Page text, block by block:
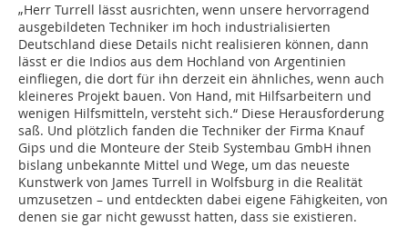
„Herr Turrell lässt ausrichten, wenn unsere hervorragend
ausgebildeten Techniker im hoch industrialisierten
Deutschland diese Details nicht realisieren können, dann
lässt er die Indios aus dem Hochland von Argentinien
einfliegen, die dort für ihn derzeit ein ähnliches, wenn auch
kleineres Projekt bauen. Von Hand, mit Hilfsarbeitern und
wenigen Hilfsmitteln, versteht sich.“ Diese Herausforderung
saß. Und plötzlich fanden die Techniker der Firma Knauf
Gips und die Monteure der Steib Systembau GmbH ihnen
bislang unbekannte Mittel und Wege, um das neueste
Kunstwerk von James Turrell in Wolfsburg in die Realität
umzusetzen – und entdeckten dabei eigene Fähigkeiten, von
denen sie gar nicht gewusst hatten, dass sie existieren.